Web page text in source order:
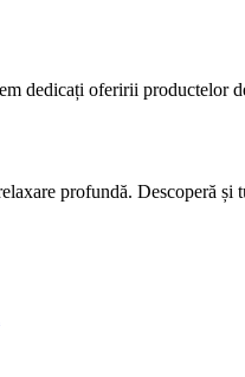
dedicați oferirii productelor
profundă. Descoperă și